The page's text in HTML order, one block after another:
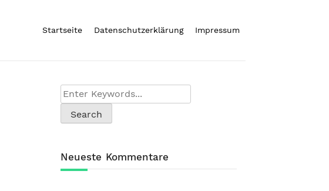
Startseite Datenschutzerklärung Impressum
Neueste Kommentare